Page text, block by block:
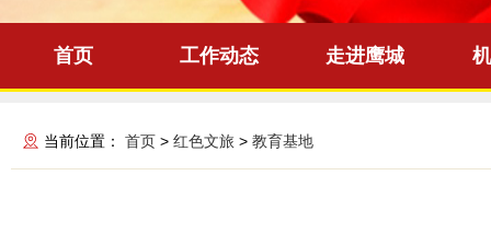
首页 工作动态 走进鹰城
当前位置： 首页 > 红色文旅 > 教育基地